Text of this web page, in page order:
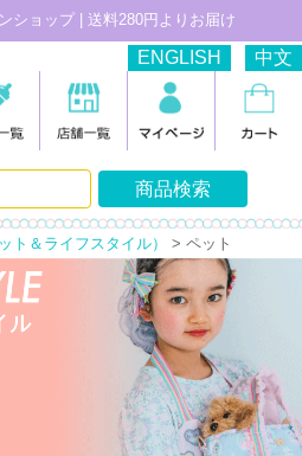
ショップ | 送料280円よりお届け
ENGLISH 中文
ト＆ライフスタイル） > ペット